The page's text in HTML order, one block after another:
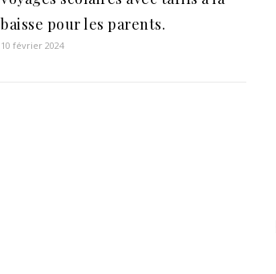
baisse pour les parents.
10 février 2024